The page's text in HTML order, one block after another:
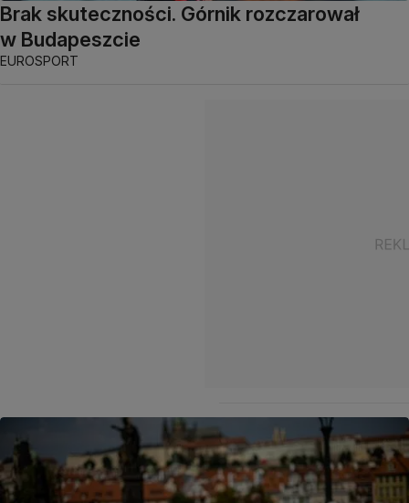
Brak skuteczności. Górnik rozczarował
w Budapeszcie
EUROSPORT